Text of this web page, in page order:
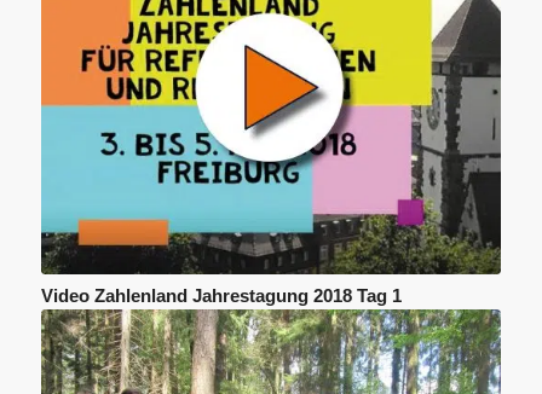
Video Zahlenland Jahrestagung 2018 Tag 1